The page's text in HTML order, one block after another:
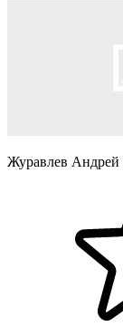
Журавлев Андрей